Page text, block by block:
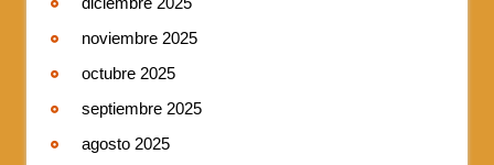
noviembre 2025
octubre 2025
septiembre 2025
agosto 2025